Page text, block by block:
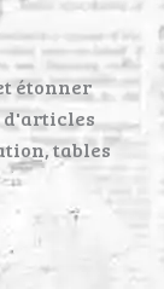
étonner
d'articles
tables